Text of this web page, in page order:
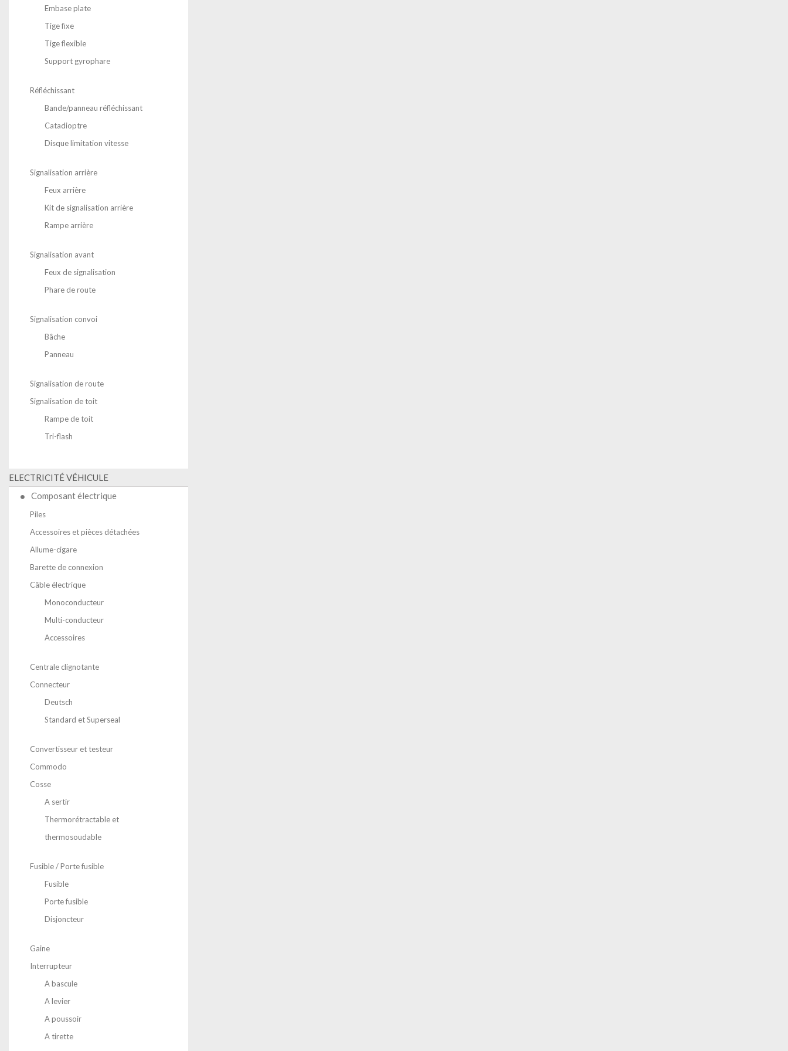
Embase plate
Tige fixe
Tige flexible
Support gyrophare
Réfléchissant
Bande/panneau réfléchissant
Catadioptre
Disque limitation vitesse
Signalisation arrière
Feux arrière
Kit de signalisation arrière
Rampe arrière
Signalisation avant
Feux de signalisation
Phare de route
Signalisation convoi
Bâche
Panneau
Signalisation de route
Signalisation de toit
Rampe de toit
Tri-flash
ELECTRICITÉ VÉHICULE
Composant électrique
Piles
Accessoires et pièces détachées
Allume-cigare
Barette de connexion
Câble électrique
Monoconducteur
Multi-conducteur
Accessoires
Centrale clignotante
Connecteur
Deutsch
Standard et Superseal
Convertisseur et testeur
Commodo
Cosse
A sertir
Thermorétractable et
thermosoudable
Fusible / Porte fusible
Fusible
Porte fusible
Disjoncteur
Gaine
Interrupteur
A bascule
A levier
A poussoir
A tirette